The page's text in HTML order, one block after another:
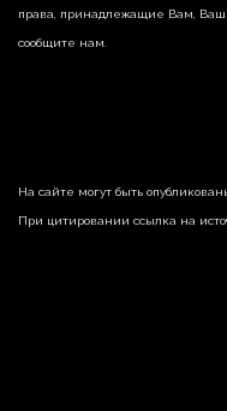
права, принадлежащие Вам,
сообщите нам.
На сайте могут быть
При цитировании ссылка на